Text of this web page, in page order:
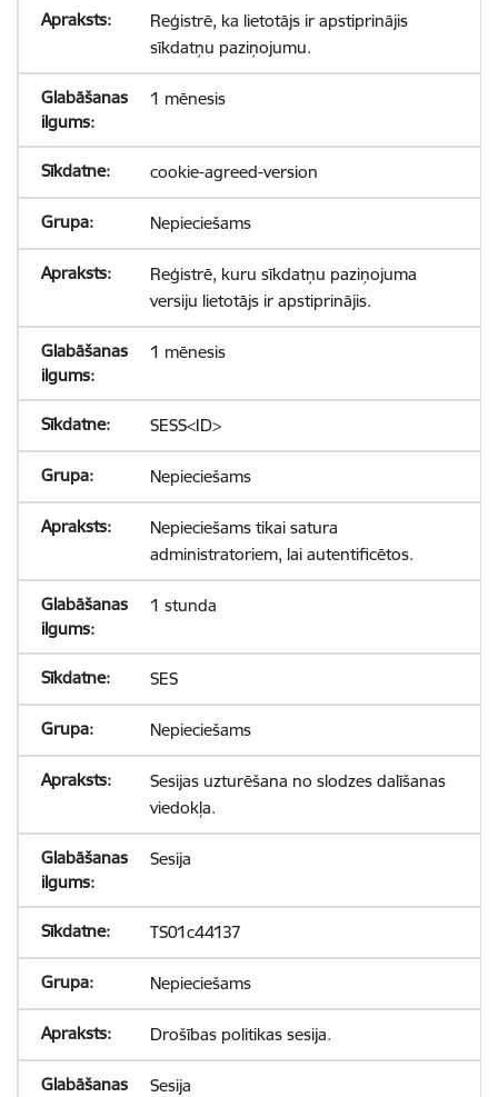
Reģistrē, ka lietotājs ir apstiprinājis
sīkdatņu paziņojumu.
1 mēnesis
cookie-agreed-version
Nepieciešams
Reģistrē, kuru sīkdatņu paziņojuma
versiju lietotājs ir apstiprinājis.
1 mēnesis
SESS<ID>
Nepieciešams
Nepieciešams tikai satura
administratoriem, lai autentificētos.
1 stunda
SES
Nepieciešams
Sesijas uzturēšana no slodzes dalīšanas
viedokļa.
Sesija
TS01c44137
Nepieciešams
Drošības politikas sesija.
Sesija